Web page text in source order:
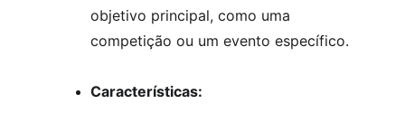
objetivo principal, como uma
competição ou um evento específico.
Características: